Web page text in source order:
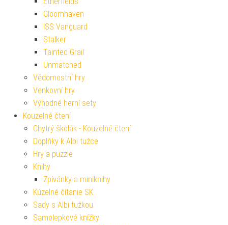
Gloomhaven
ISS Vanguard
Stalker
Tainted Grail
Unmatched
Vědomostní hry
Venkovní hry
Výhodné herní sety
Kouzelné čtení
Chytrý školák - Kouzelné čtení
Doplňky k Albi tužce
Hry a puzzle
Knihy
Zpívánky a miniknihy
Kúzelné čítanie SK
Sady s Albi tužkou
Samolepkové knížky